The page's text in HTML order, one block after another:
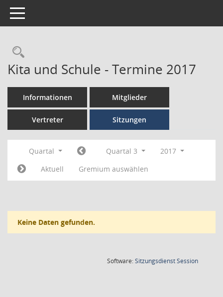
Toggle navigation
Kita und Schule - Termine 2017
Informationen Mitglieder
Vertreter Sitzungen
Quartal Quartal 3
2017
Aktuell
Gremium auswählen
Keine Daten gefunden.
Software:SitzungsdienstSession(Wird in